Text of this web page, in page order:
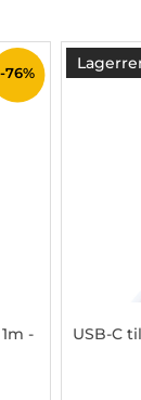
-76%
-
USB-C
Art. nr